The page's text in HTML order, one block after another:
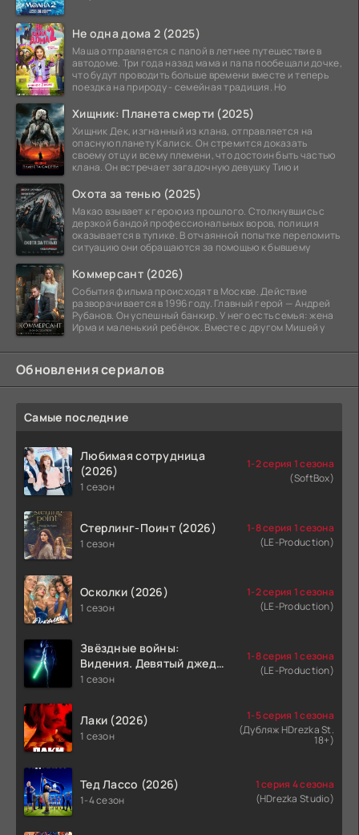
Не одна дома 2 (2025)
Маша отправляется с папой в летнее путешествие в
автодоме. Три года назад мама и папа пообещали дочке,
что будут проводить больше времени вместе и теперь
поездка на природу - семейная традиция. Но
Хищник: Планета смерти (2025)
Хищник Дек, изгнанный из клана, отправляется на
опасную планету Калиск. Он стремится доказать
своему отцу и всему племени, что достоин быть частью
клана. Он встречает загадочную девушку Тию и
Охота за тенью (2025)
Макао взывает к герою из прошлого. Столкнувшись с
дерзкой бандой профессиональных воров, полиция
оказывается в тупике. В отчаянной попытке переломить
ситуацию они обращаются за помощью к бывшему
Коммерсант (2026)
События фильма происходят в Москве. Действие
разворачивается в 1996 году. Главный герой — Андрей
Рубанов. Он успешный банкир. У него есть семья: жена
Ирма и маленький ребёнок. Вместе с другом Мишей у
Обновления сериалов
Самые последние
Любимая сотрудница
(2026)
1 сезон
1-2 серия 1 сезона
(SoftBox)
Стерлинг-Поинт (2026)
1 сезон
1-8 серия 1 сезона
(LE-Production)
Осколки (2026)
1 сезон
1-2 серия 1 сезона
(LE-Production)
Звёздные войны:
Видения. Девятый джедай
(2026)
1 сезон
1-8 серия 1 сезона
(LE-Production)
Лаки (2026)
1 сезон
1-5 серия 1 сезона
(Дубляж HDrezka St.
18+)
Тед Лассо (2026)
1-4 сезон
1 серия 4 сезона
(HDrezka Studio)